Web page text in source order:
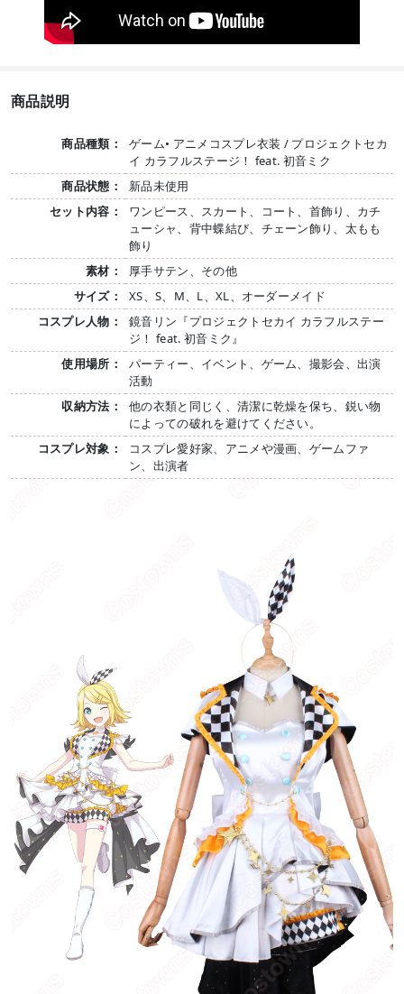
商品説明
商品種類：
ゲーム• アニメコスプレ衣装 / プロジェクトセカ
イ カラフルステージ！ feat. 初音ミク
商品状態：
新品未使用
セット内容：
ワンピース、スカート、コート、首飾り、カチ
ューシャ、背中蝶結び、チェーン飾り、太もも
飾り
素材：
厚手サテン、その他
サイズ：
XS、S、M、L、XL、オーダーメイド
コスプレ人物：
鏡音リン『プロジェクトセカイ カラフルステー
ジ！ feat. 初音ミク』
使用場所：
パーティー、イベント、ゲーム、撮影会、出演
活動
収納方法：
他の衣類と同じく、清潔に乾燥を保ち、鋭い物
によっての破れを避けてください。
コスプレ対象：
コスプレ愛好家、アニメや漫画、ゲームファ
ン、出演者